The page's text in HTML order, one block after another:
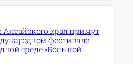
края примут
фестивале
среде «Большой